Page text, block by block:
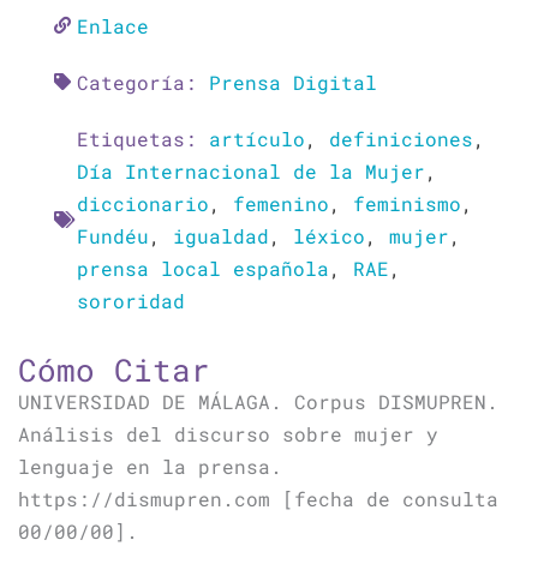
Enlace
Categoría: Prensa Digital
Etiquetas: artículo, definiciones,
Día Internacional de la Mujer,
diccionario, femenino, feminismo,
Fundéu, igualdad, léxico, mujer,
prensa local española, RAE,
sororidad
Cómo Citar
UNIVERSIDAD DE MÁLAGA. Corpus DISMUPREN.
Análisis del discurso sobre mujer y
lenguaje en la prensa.
https://dismupren.com [fecha de consulta
00/00/00].